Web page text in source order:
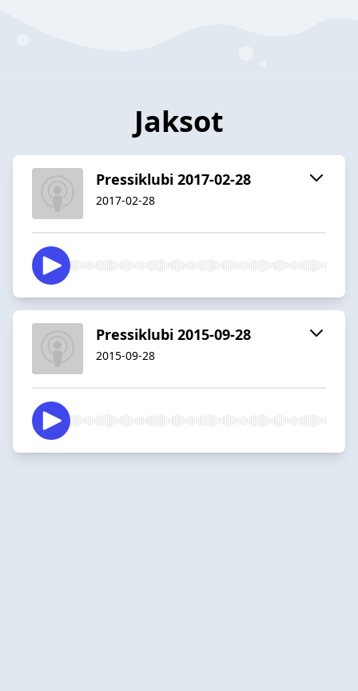
Jaksot
Pressiklubi 2017-02-28
2017-02-28
Pressiklubi 2015-09-28
2015-09-28